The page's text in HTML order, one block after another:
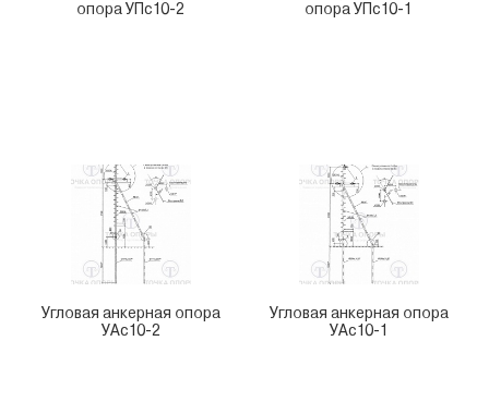
опора УПс10-2
опора УПс10-1
Угловая анкерная опора
УАс10-2
Угловая анкерная опора
УАс10-1